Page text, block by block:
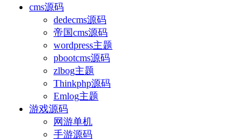
cms源码
dedecms源码
帝国cms源码
wordpress主题
pbootcms源码
zlbog主题
Thinkphp源码
Emlog主题
游戏源码
网游单机
手游源码